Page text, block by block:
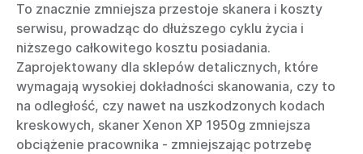
To znacznie zmniejsza przestoje skanera i koszty
serwisu, prowadząc do dłuższego cyklu życia i
niższego całkowitego kosztu posiadania.
Zaprojektowany dla sklepów detalicznych, które
wymagają wysokiej dokładności skanowania, czy to
na odległość, czy nawet na uszkodzonych kodach
kreskowych, skaner Xenon XP 1950g zmniejsza
obciążenie pracownika - zmniejszając potrzebę